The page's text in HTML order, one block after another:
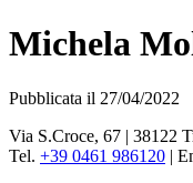
Michela
Pubblicata il 27/04/2022
Via S.Croce, 67 | 38122
Tel. +39 0461 986120 |